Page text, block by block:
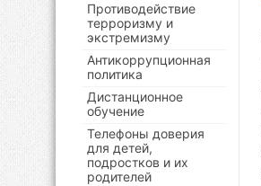
Противодействие
терроризму и
экстремизму
Антикоррупционная
политика
Дистанционное
обучение
Телефоны доверия
для детей,
подростков и их
родителей